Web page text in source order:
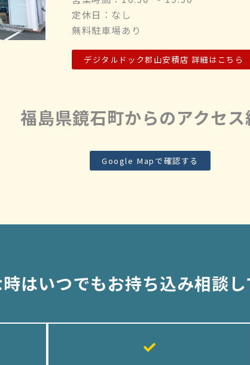
定休日：なし
無料駐車場あり
デジタルドック郡山安積店 詳細はこちら
福島県鏡石町からのアクセス
Google Mapで確認する
はいつでもお持ち込み相談し